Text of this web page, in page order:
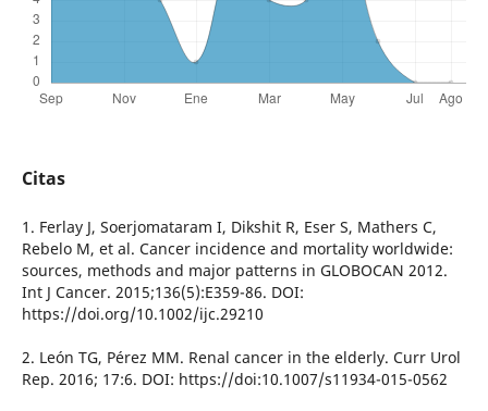
Citas
1. Ferlay J, Soerjomataram I, Dikshit R, Eser S, Mathers C,
Rebelo M, et al. Cancer incidence and mortality worldwide:
sources, methods and major patterns in GLOBOCAN 2012.
Int J Cancer. 2015;136(5):E359-86. DOI:
https://doi.org/10.1002/ijc.29210
2. León TG, Pérez MM. Renal cancer in the elderly. Curr Urol
Rep. 2016; 17:6. DOI: https://doi:10.1007/s11934-015-0562